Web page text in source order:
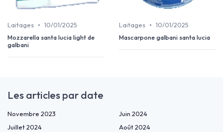
Laitages • 10/01/2025
Mozzarella santa lucia light de
galbani
Laitages • 10/01/2025
Mascarpone galbani santa lucia
Les articles par date
Novembre 2023
Juin 2024
Juillet 2024
Août 2024